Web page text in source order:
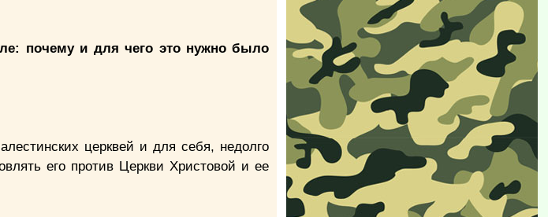
почему и для чего это нужно было
церквей и для себя, недолго
его против Церкви Христовой и ее